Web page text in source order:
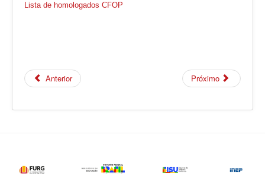
Lista de homologados CFOP
Anterior Próximo